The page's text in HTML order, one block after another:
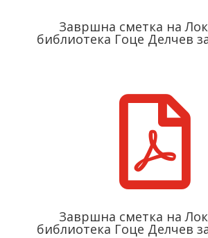
Завршнa сметкa на
библиотека Гоце Делчев

Завршнa сметкa на
библиотека Гоце Делчев